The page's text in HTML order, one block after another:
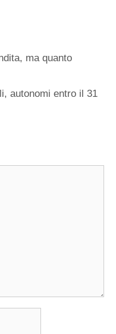
ma quanto
autonomi entro il 31